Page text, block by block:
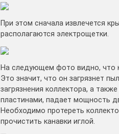
При этом сначала извлечется
располагаются электрощетки.
На следующем фото видно, что
Это значит, что он загрязнет
загрязнения коллектора, а
пластинами, падает мощность
Необходимо протереть
прочистить канавки иглой.